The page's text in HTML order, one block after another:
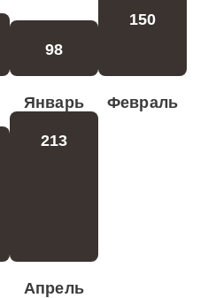
98
Январь
150
Февраль
213
Апрель